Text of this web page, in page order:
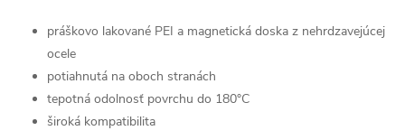
práškovo lakované PEI a magnetická doska z nehrdzavejúcej
ocele
potiahnutá na oboch stranách
tepotná odolnosť povrchu do 180°C
široká kompatibilita